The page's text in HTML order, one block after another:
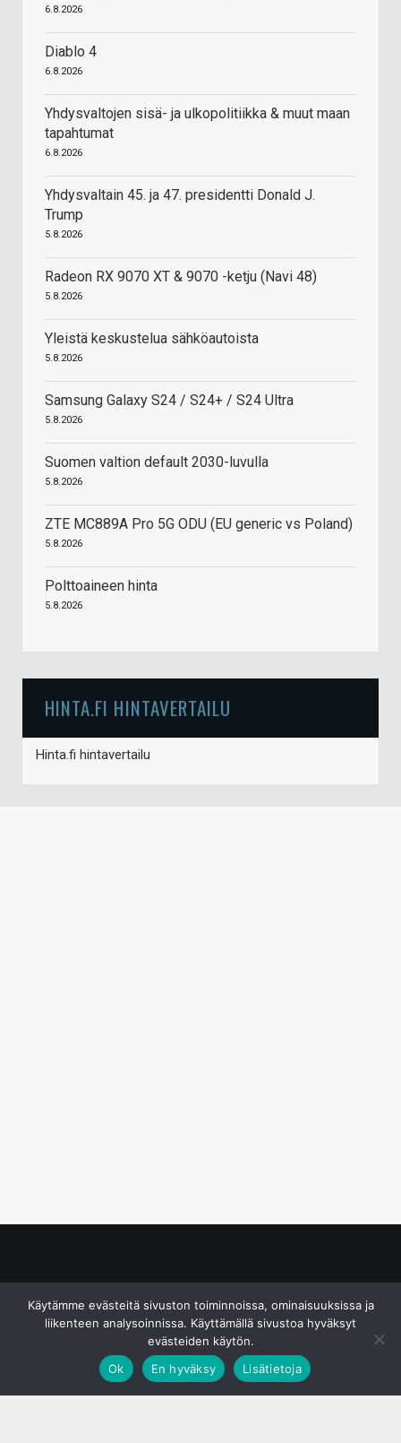
6.8.2026
Diablo 4
6.8.2026
Yhdysvaltojen sisä- ja ulkopolitiikka & muut maan
tapahtumat
6.8.2026
Yhdysvaltain 45. ja 47. presidentti Donald J.
Trump
5.8.2026
Radeon RX 9070 XT & 9070 -ketju (Navi 48)
5.8.2026
Yleistä keskustelua sähköautoista
5.8.2026
Samsung Galaxy S24 / S24+ / S24 Ultra
5.8.2026
Suomen valtion default 2030-luvulla
5.8.2026
ZTE MC889A Pro 5G ODU (EU generic vs Poland)
5.8.2026
Polttoaineen hinta
5.8.2026
HINTA.FI HINTAVERTAILU
Hinta.fi hintavertailu
Käytämme evästeitä sivuston toiminnoissa, ominaisuuksissa ja
liikenteen analysoinnissa. Käyttämällä sivustoa hyväksyt
evästeiden käytön.
Ok
En hyväksy Lisätietoja